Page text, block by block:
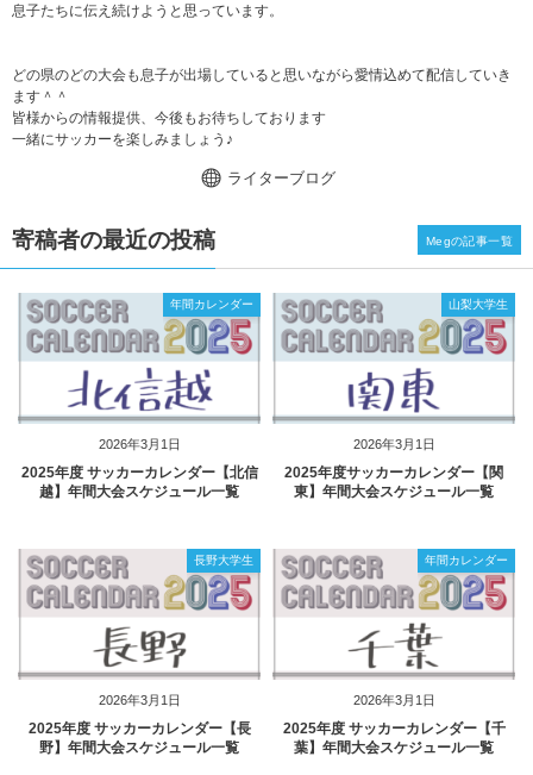
息子たちに伝え続けようと思っています。
どの県のどの大会も息子が出場していると思いながら愛情込めて配信していき
ます＾＾
皆様からの情報提供、今後もお待ちしております
一緒にサッカーを楽しみましょう♪
ライターブログ
寄稿者の最近の投稿
2026年3月1日
年間カレンダー
2025年度 サッカーカレンダー【北信
越】年間大会スケジュール一覧
2026年3月1日
山梨大学生
2025年度サッカーカレンダー【関
東】年間大会スケジュール一覧
2026年3月1日
長野大学生
2025年度 サッカーカレンダー【長
野】年間大会スケジュール一覧
2026年3月1日
年間カレンダー
2025年度 サッカーカレンダー【千
葉】年間大会スケジュール一覧
Megの記事一覧